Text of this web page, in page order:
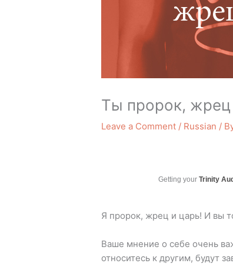
Ты пророк,
Leave a Comment / Russian /
Getting yourTrinity
Я пророк, жрец и царь! И вы
Ваше мнение о себе очень
относитесь к другим, будут